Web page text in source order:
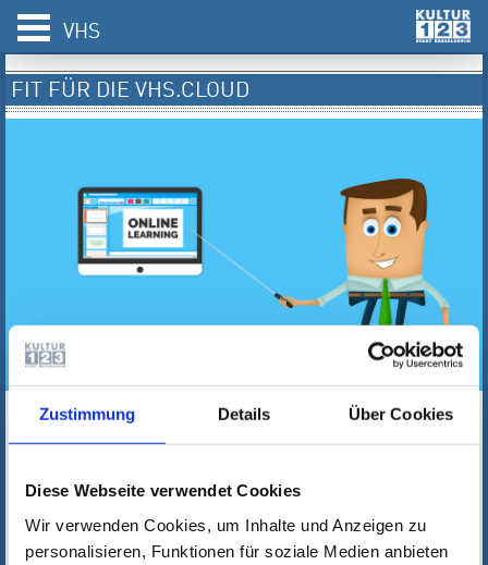
Zustimmung Details Über Cookies
Diese Webseite verwendet Cookies
Wir verwenden Cookies, um Inhalte und Anzeigen zu
personalisieren, Funktionen für soziale Medien anbieten
VHS
FIT FÜR DIE VHS.CLOUD
Sie sind vhs-Kursteilnehmer*in und Ihr Kurs findet online
statt?
Wir unterstützen Sie dabei!
Vom Login über das Betreten des richtigen Kursraumes bis
hin zu den wichtigsten Funktionen, lernen Sie in diesem